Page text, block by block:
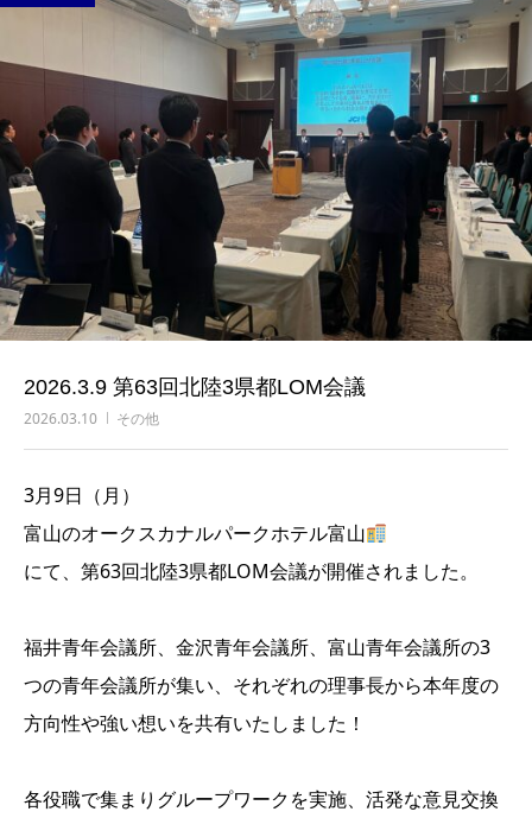
2026.3.9 第63回北陸3県都LOM会議
2026.03.10 その他
3月9日（月）
富山のオークスカナルパークホテル富山
にて、第63回北陸3県都LOM会議が開催されました。
福井青年会議所、金沢青年会議所、富山青年会議所の3
つの青年会議所が集い、それぞれの理事長から本年度の
方向性や強い想いを共有いたしました！
各役職で集まりグループワークを実施、活発な意見交換